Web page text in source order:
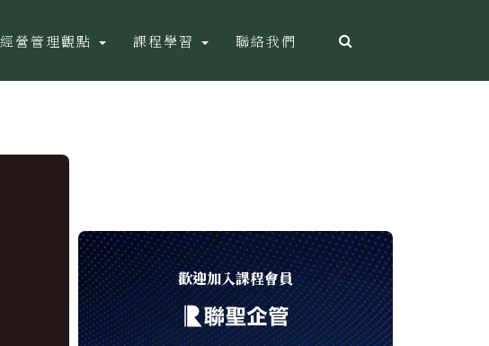
經營管理觀點 課程學習 聯絡我們
歡迎加入課程會員